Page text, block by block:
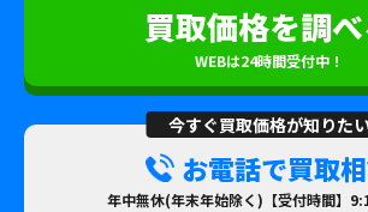
買取価格を調
WEBは24時間受付中！
今すぐ買取価格が知りた
お電話で買取
年中無休(年末年始除く)【受付時間】